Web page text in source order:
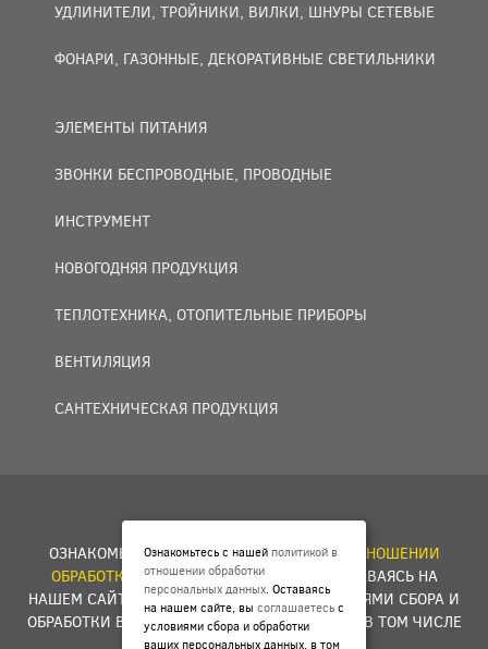
УДЛИНИТЕЛИ, ТРОЙНИКИ, ВИЛКИ, ШНУРЫ СЕТЕВЫЕ
ФОНАРИ, ГАЗОННЫЕ, ДЕКОРАТИВНЫЕ СВЕТИЛЬНИКИ
ЭЛЕМЕНТЫ ПИТАНИЯ
ЗВОНКИ БЕСПРОВОДНЫЕ, ПРОВОДНЫЕ
ИНСТРУМЕНТ
НОВОГОДНЯЯ ПРОДУКЦИЯ
ТЕПЛОТЕХНИКА, ОТОПИТЕЛЬНЫЕ ПРИБОРЫ
ВЕНТИЛЯЦИЯ
САНТЕХНИЧЕСКАЯ ПРОДУКЦИЯ
ОЗНАКОМЬТЕСЬ С НАШЕЙПОЛИТИКОЙ В ОТНОШЕНИИ
ОБРАБОТКИ ПЕРСОНАЛЬНЫХ ДАННЫХ
. ОСТАВАЯСЬ НА
НАШЕМ САЙТЕ, ВЫСОГЛАШАЕТЕСЬС УСЛОВИЯМИ СБОРА И
ОБРАБОТКИ ВАШИХ ПЕРСОНАЛЬНЫХ ДАННЫХ, В ТОМ ЧИСЛЕ
ФАЙЛОВ COOKIES.
Ознакомьтесь с нашей политикой в
отношении обработки
персональных данных. Оставаясь
на нашем сайте, вы соглашаетесь с
условиями сбора и обработки
ваших персональных данных, в том